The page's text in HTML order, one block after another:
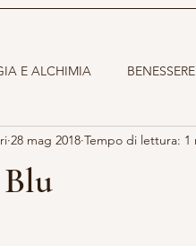
E ALCHIMIA BENESSERE
OLISTICO
28 mag 2018 Tempo di lettura: 1
stelle su 5.